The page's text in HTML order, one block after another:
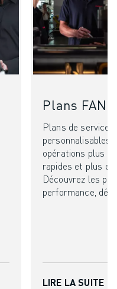
Plans
Plans de service
personnalisables
opérations plus
rapides et plus
Découvrez les
performance,
LIRE LA SUITE